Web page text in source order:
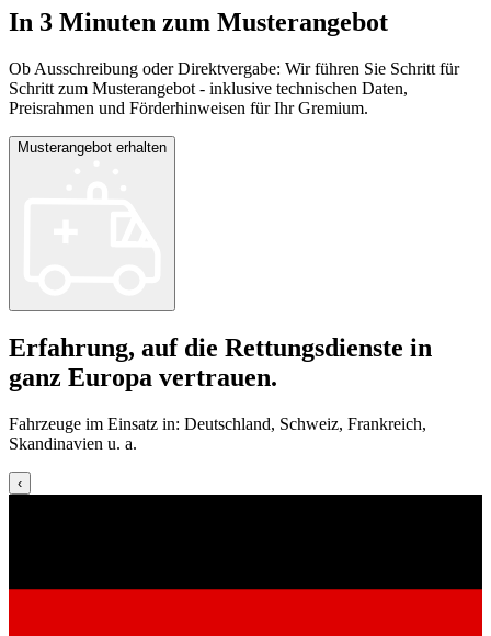
In 3 Minuten zum Musterangebot
Ob Ausschreibung oder Direktvergabe: Wir führen Sie Schritt für
Schritt zum Musterangebot - inklusive technischen Daten,
Preisrahmen und Förderhinweisen für Ihr Gremium.
Musterangebot erhalten
Erfahrung, auf die Rettungsdienste in
ganz Europa vertrauen.
Fahrzeuge im Einsatz in: Deutschland, Schweiz, Frankreich,
Skandinavien u. a.
‹